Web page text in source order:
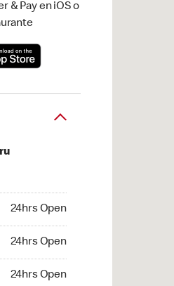
& Pay en iOS o
24hrs Open
24hrs Open
24hrs Open